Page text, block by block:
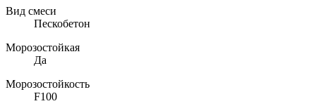
Вид смеси
Пескобетон
Морозостойкая
Да
Морозостойкость
F100